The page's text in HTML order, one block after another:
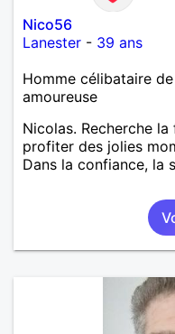
Nico56
Lanester - 39 ans
Homme célibataire
amoureuse
Nicolas. Recherche
profiter des jolies
Dans la confiance, la